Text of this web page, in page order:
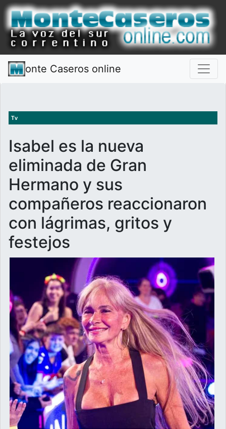
onte Caseros online
Tv
Isabel es la nueva
eliminada de Gran
Hermano y sus
compañeros reaccionaron
con lágrimas, gritos y
festejos